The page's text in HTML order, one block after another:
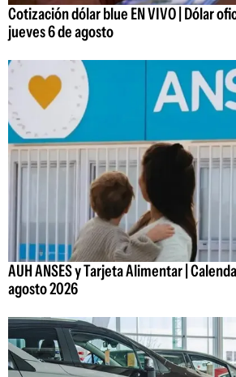
Cotización dólar blue EN VIVO | Dólar
jueves 6 de agosto
AUH ANSES y Tarjeta Alimentar |
agosto 2026